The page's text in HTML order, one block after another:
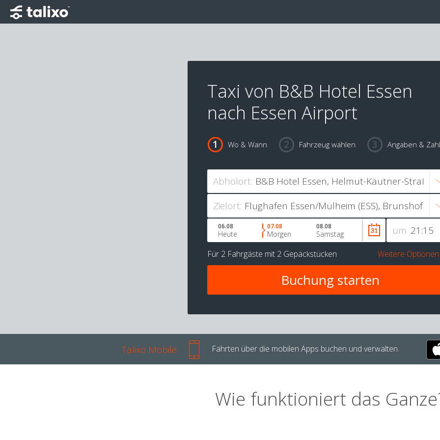
Taxi von B&B Hotel Essen
nach Essen Airport
Wo & Wann Fahrzeug wählen Angaben &
Abholort:
Zielort:
um
06.08
Heute
07.08
Morgen
08.08
Samstag
Für 2 Fahrgäste mit 2 Gepäckstücken Weitere Optionen
Talixo Mobile Fahrten über die mobilen Apps buchen und verwalten.
Wie funktioniert das